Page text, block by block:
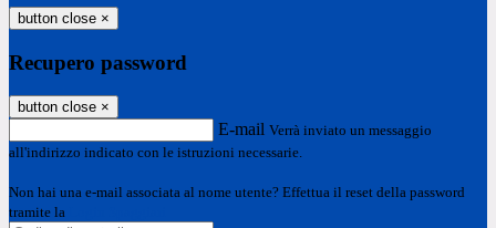
button close ×
Recupero password
button close ×
E-mail Verrà inviato un messaggio
all'indirizzo indicato con le istruzioni necessarie.
Non hai una e-mail associata al nome utente? Effettua il reset della password
tramite la